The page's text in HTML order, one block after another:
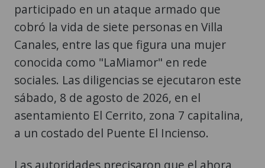
Canales, entre las que figura una mujer
conocida como "LaMiamor" en rede
sociales. Las diligencias se ejecutaron este
sábado, 8 de agosto de 2026, en el
asentamiento El Cerrito, zona 7 capitalina,
a un costado del Puente El Incienso.
Las autoridades precisaron que el ahora
detenido fue sorprendido a bordo de un
automóvil con reporte de robo, ya que